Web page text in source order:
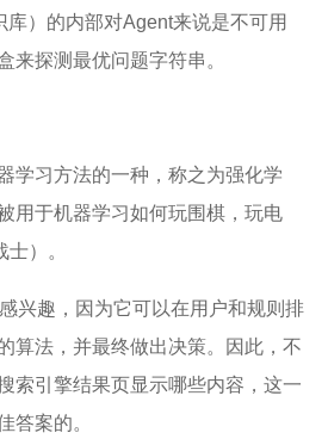
）的内部对Agent来说是不可用
来探测最优问题字符串。
学习方法的一种，称之为强化学
用于机器学习如何玩围棋，玩电
）。
兴趣，因为它可以在用户和规则排
算法，并最终做出决策。因此，不
索引擎结果页显示哪些内容，这一
答案的。